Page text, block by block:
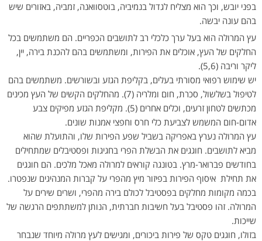
בפני יובש, וכך הוא מצליח לגדול בנמיביה, בוטסוואנה, זמביה, באזורים שיש
בהם עונה יבשה.
עץ המרולה הוא בעל ערך כלכלי רב לתושבים הכפריים. הם משתמשים בכל
החלקים של העץ, אוכלים את הפירות, ומשתמשים בהם להכנת בירה, יין,
ליקר וריבה (5,6).
יש שימוש רפואי מסורתי בעלים, בקליפת הגזע ובשורשים. משתמשים בהם
לטיפול בשלשול, סכרת, חום ומלריה (7). מהחלקים הקשים של העץ מכינים
מכתשים לטחון זרעים, וכלים אחרים (5). מקליפת הגזע מפיקים צבע
אדום-חום המשמש לצביעת כלי חרס וחפצי אמנות שונים.
עץ המרולה נערץ באפריקה בשביל שפע הפירות שלו, והתועלת שהוא
מביא לתושבים. חוגגים את הבשלת הפרי בחגיגות ופסטיבלים שמתחילים
בחודשים פברואר-מרץ. בטונגה קוראים למרולה מאכל מלכים. הם חוגגים
את תחילת איסוף הפירות בפיזור מיץ מהפרי על קברות המנהיגים שנפטרו.
בכמה מקומות מחלקים בפסטיבל לכולם בירה מהפרי, ושרים שירים על
המרולה. זהו פסטיבל בעל חשיבות חברתית, הנותן למשתתפים הרגשה של
שייכות.
בזולו, חוגגים טקס של פירות ביכורים, ומגישים לעץ מרולה מיוחד שנבחר